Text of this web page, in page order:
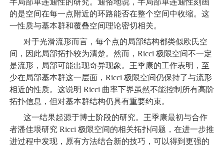
半局部单连通性的研究。通俗地说，半局部单连通性刻画
的是空间在每一点附近的环路能否在整个空间中收缩。这
一性质与基本群和覆叠空间理论密切相关。
对于光滑流形而言，每个点的局部结构都类似欧氏空
间，因此局部拓扑较为清楚。然而，Ricci 极限空间不一定
是流形，局部可能出现奇异现象。王季康的工作表明，至
少在局部基本群这一层面，Ricci 极限空间仍保持了与流形
相近的性质。这说明 Ricci 曲率下界虽然不能控制所有高阶
拓扑信息，但对基本群结构仍具有重要约束。
这一结果起源于博士阶段的研究。王季康最初与合作
者潘佳垠研究 Ricci 极限空间的相关拓扑问题，在进一步推
进过程中发现，原有方法结合新的技巧，可以得到更强的